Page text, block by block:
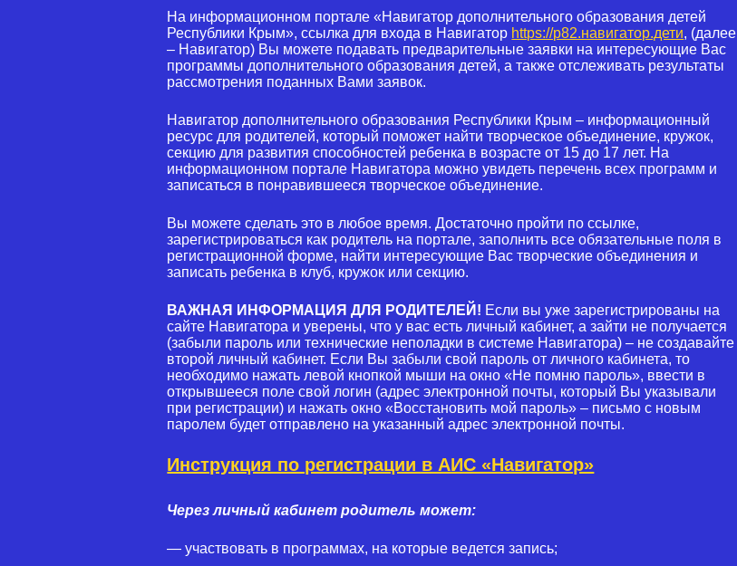
На информационном портале «Навигатор дополнительного образования детей
Республики Крым», ссылка для входа в Навигатор https://р82.навигатор.дети, (далее
– Навигатор) Вы можете подавать предварительные заявки на интересующие Вас
программы дополнительного образования детей, а также отслеживать результаты
рассмотрения поданных Вами заявок.
Навигатор дополнительного образования Республики Крым – информационный
ресурс для родителей, который поможет найти творческое объединение, кружок,
секцию для развития способностей ребенка в возрасте от 15 до 17 лет. На
информационном портале Навигатора можно увидеть перечень всех программ и
записаться в понравившееся творческое объединение.
Вы можете сделать это в любое время. Достаточно пройти по ссылке,
зарегистрироваться как родитель на портале, заполнить все обязательные поля в
регистрационной форме, найти интересующие Вас творческие объединения и
записать ребенка в клуб, кружок или секцию.
ВАЖНАЯ ИНФОРМАЦИЯ ДЛЯ РОДИТЕЛЕЙ! Если вы уже зарегистрированы на
сайте Навигатора и уверены, что у вас есть личный кабинет, а зайти не получается
(забыли пароль или технические неполадки в системе Навигатора) – не создавайте
второй личный кабинет. Если Вы забыли свой пароль от личного кабинета, то
необходимо нажать левой кнопкой мыши на окно «Не помню пароль», ввести в
открывшееся поле свой логин (адрес электронной почты, который Вы указывали
при регистрации) и нажать окно «Восстановить мой пароль» – письмо с новым
паролем будет отправлено на указанный адрес электронной почты.
Инструкция по регистрации в АИС «Навигатор»
Через личный кабинет родитель может:
— участвовать в программах, на которые ведется запись;